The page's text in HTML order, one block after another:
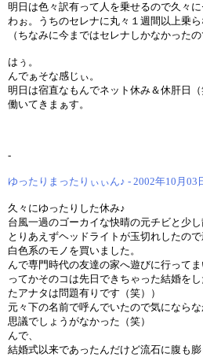
明日は色々訳有って人を乗せるので久々に
わぉ。うちのセレナに丸々１週間以上乗
（ちなみに今まではセレナしかなかった
はぅ。
んでぁそな感じぃ。
明日は宿直なもんでネット休み＆休肝日（
働いてきまぁす。
-
ゆったりまったりぃぃん♪ - 2002年10月03
久々にゆったりした休み♪
台風一過のゴーカイな快晴の元チビと少し
とりあえずヘッドライトが玉切れしたので
白色系のモノを買いました。
んで専門時代の友達の家へ遊びに行ってま
ってかそのコは先日できちゃった結婚を
たアナタは問題有りです（笑））
元々下の名前で呼んでいたので気になら
思議でしょうがなかった（笑）
んで、
結婚式以来であったんだけど流石に腹も膨